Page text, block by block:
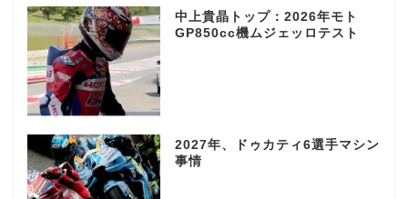
中上貴晶トップ：2026年モト
GP850cc機ムジェッロテスト
2027年、ドゥカティ6選手マシン
事情